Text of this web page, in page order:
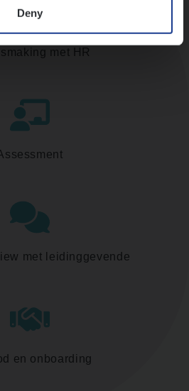
Deny
met HR
met leidinggevende
en onboarding